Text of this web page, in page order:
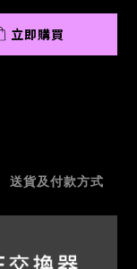
立即購買
送貨及付款方式